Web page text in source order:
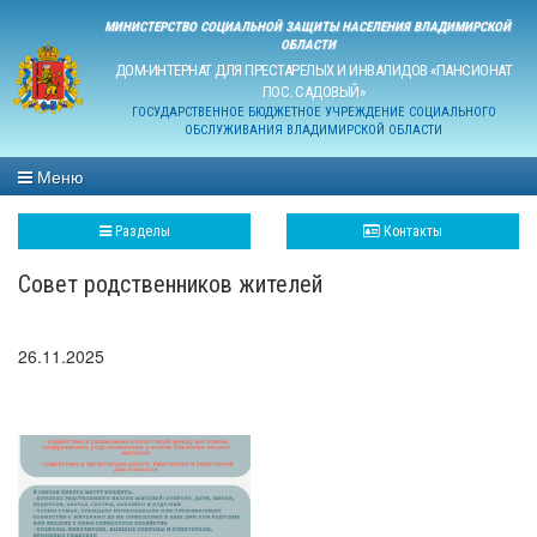
МИНИСТЕРСТВО СОЦИАЛЬНОЙ ЗАЩИТЫ НАСЕЛЕНИЯ ВЛАДИМИРСКОЙ
ОБЛАСТИ
ДОМ-ИНТЕРНАТ ДЛЯ ПРЕСТАРЕЛЫХ И ИНВАЛИДОВ «ПАНСИОНАТ
ПОС. САДОВЫЙ»
ГОСУДАРСТВЕННОЕ БЮДЖЕТНОЕ УЧРЕЖДЕНИЕ СОЦИАЛЬНОГО
ОБСЛУЖИВАНИЯ ВЛАДИМИРСКОЙ ОБЛАСТИ
Меню
Разделы Контакты
Совет родственников жителей
26.11.2025